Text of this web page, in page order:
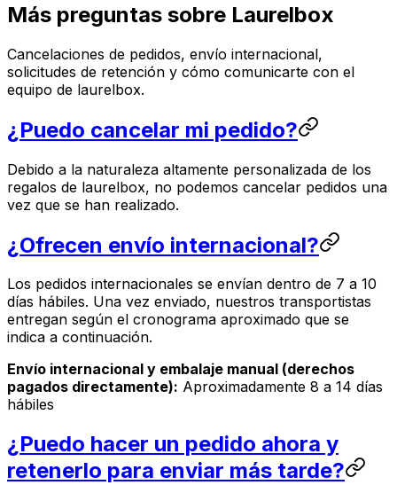
Más preguntas sobre Laurelbox
Cancelaciones de pedidos, envío internacional,
solicitudes de retención y cómo comunicarte con el
equipo de laurelbox.
¿Puedo cancelar mi pedido?
Debido a la naturaleza altamente personalizada de los
regalos de laurelbox, no podemos cancelar pedidos una
vez que se han realizado.
¿Ofrecen envío internacional?
Los pedidos internacionales se envían dentro de 7 a 10
días hábiles. Una vez enviado, nuestros transportistas
entregan según el cronograma aproximado que se
indica a continuación.
Envío internacional y embalaje manual (derechos
pagados directamente): Aproximadamente 8 a 14 días
hábiles
¿Puedo hacer un pedido ahora y
retenerlo para enviar más tarde?